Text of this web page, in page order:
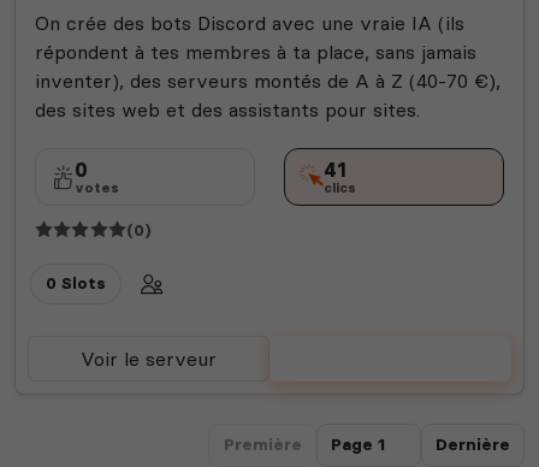
On crée des bots Discord avec une vraie IA (ils
répondent à tes membres à ta place, sans jamais
inventer), des serveurs montés de A à Z (40-70 €),
des sites web et des assistants pour sites.
0
votes
41
clics
(0)
0 Slots
Voir le serveur
Première Dernière